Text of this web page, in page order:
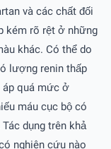
và các chất đối
kém rõ rệt ở những
khác. Có thể do
lượng renin thấp
áp quá mức ở
máu cục bộ có
dụng trên khả
nghiên cứu nào